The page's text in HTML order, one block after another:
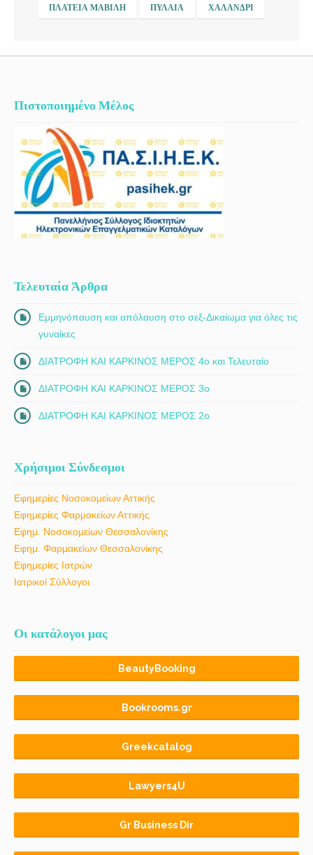
ΠΛΑΤΕΊΑ ΜΑΒΊΛΗ ΠΥΛΑΊΑ ΧΑΛΆΝΔΡΙ
Πιστοποιημένο Μέλος
Τελευταία Άρθρα
Εμμηνόπαυση και απόλαυση στο σεξ-Δικαίωμα για όλες τις
γυναίκες
ΔΙΑΤΡΟΦΗ ΚΑΙ ΚΑΡΚΙΝΟΣ ΜΕΡΟΣ 4ο και Τελευταίο
ΔΙΑΤΡΟΦΗ ΚΑΙ ΚΑΡΚΙΝΟΣ ΜΕΡΟΣ 3ο
ΔΙΑΤΡΟΦΗ ΚΑΙ ΚΑΡΚΙΝΟΣ ΜΕΡΟΣ 2ο
Χρήσιμοι Σύνδεσμοι
Εφημερίες Νοσοκομείων Αττικής
Εφημερίες Φαρμακείων Αττικής
Εφημ. Νοσοκομείων Θεσσαλονίκης
Εφημ. Φαρμακείων Θεσσαλονίκης
Εφημερίες Ιατρών
Ιατρικοί Σύλλογοι
Οι κατάλογοι μας
BeautyBooking
Bookrooms.gr
Greekcatalog
Lawyers4U
Gr Business Dir